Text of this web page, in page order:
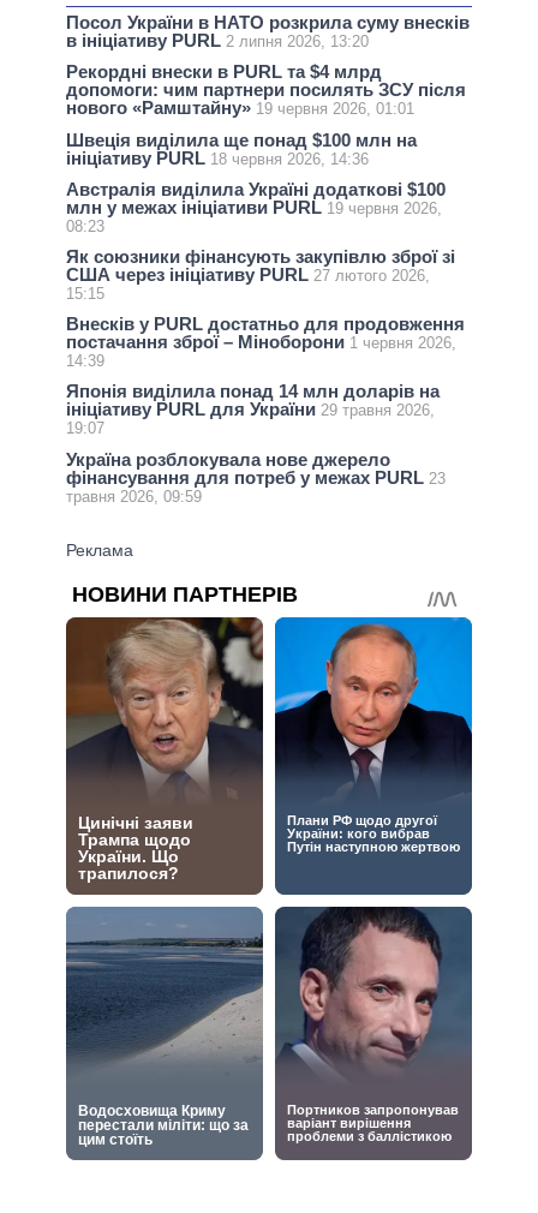
Посол України в НАТО розкрила суму внесків
в ініціативу PURL 2 липня 2026, 13:20
Рекордні внески в PURL та $4 млрд
допомоги: чим партнери посилять ЗСУ після
нового «Рамштайну» 19 червня 2026, 01:01
Швеція виділила ще понад $100 млн на
ініціативу PURL 18 червня 2026, 14:36
Австралія виділила Україні додаткові $100
млн у межах ініціативи PURL 19 червня 2026,
08:23
Як союзники фінансують закупівлю зброї зі
США через ініціативу PURL 27 лютого 2026,
15:15
Внесків у PURL достатньо для продовження
постачання зброї – Міноборони 1 червня 2026,
14:39
Японія виділила понад 14 млн доларів на
ініціативу PURL для України 29 травня 2026,
19:07
Україна розблокувала нове джерело
фінансування для потреб у межах PURL 23
травня 2026, 09:59